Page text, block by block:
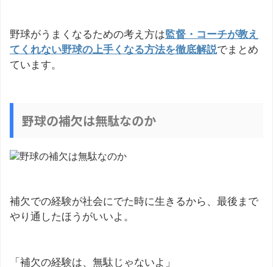
野球がうまくなるための考え方は監督・コーチが教え
てくれない野球の上手くなる方法を徹底解説でまとめ
ています。
野球の補欠は無駄なのか
補欠での経験が社会にでた時に生きるから、最後まで
やり通したほうがいいよ。
「補欠の経験は、無駄じゃないよ」